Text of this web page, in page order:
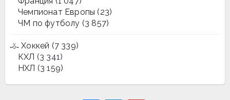
Чемпионат Европы (23)
ЧМ по футболу (3 857)
Хоккей (7 339)
КХЛ (3 341)
НХЛ (3 159)